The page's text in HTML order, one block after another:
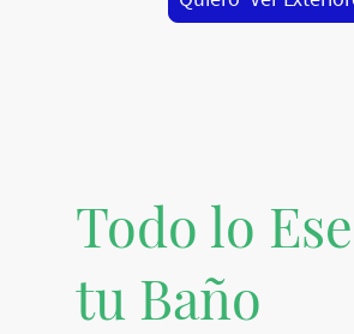
Todo lo
tu Baño